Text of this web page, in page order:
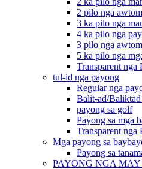
2 pilo nga
3 ka pilo nga
4 ka pilo nga
3 pilo nga
5 ka pilo nga
Transparent nga
tul-id nga payong
Regular nga
Balit-ad/
payong sa golf
Payong sa mga
Transparent nga
Mga payong sa
Payong sa
PAYONG NGA